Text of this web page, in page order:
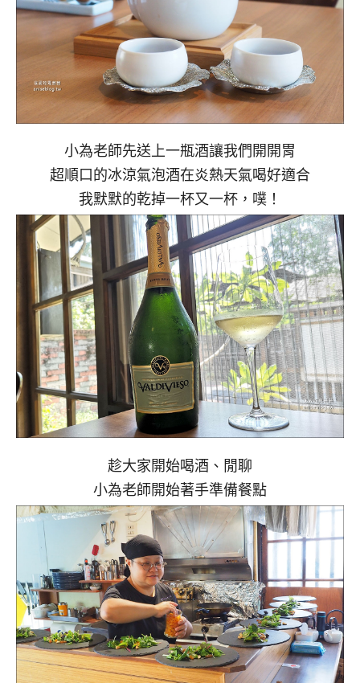
小為老師先送上一瓶酒讓我們開開胃
超順口的冰涼氣泡酒在炎熱天氣喝好適合
我默默的乾掉一杯又一杯，噗！
趁大家開始喝酒、閒聊
小為老師開始著手準備餐點